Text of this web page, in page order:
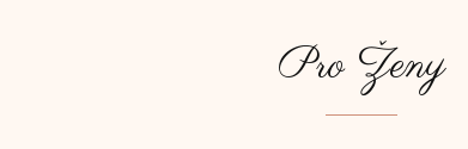
Pro Ženy